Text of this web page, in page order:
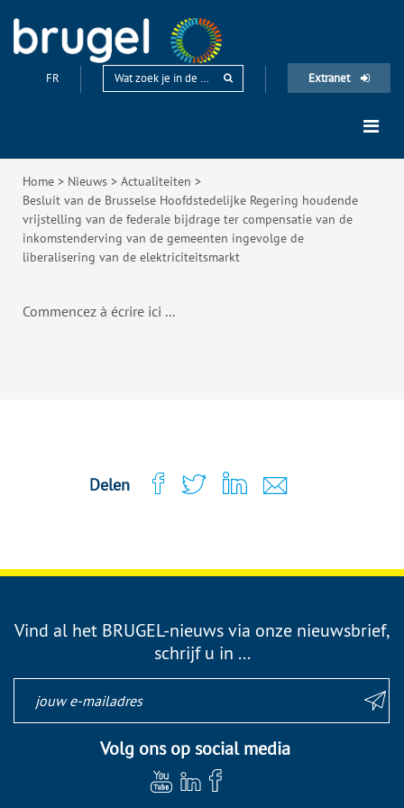
FR Extranet
Home > Nieuws > Actualiteiten >
Besluit van de Brusselse Hoofdstedelijke Regering houdende
vrijstelling van de federale bijdrage ter compensatie van de
inkomstenderving van de gemeenten ingevolge de
liberalisering van de elektriciteitsmarkt
Commencez à écrire ici ...
Delen
Vind al het BRUGEL-nieuws via onze nieuwsbrief,
schrijf u in ...
Volg ons op social media